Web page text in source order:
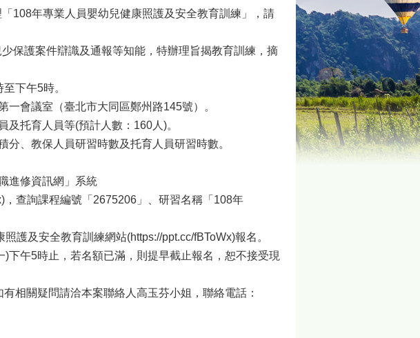
108年專業人員嬰幼兒健康照護及安全教育訓練」，請
保護案件辯識及通報等知能，特辦理旨揭教育訓練，摘
下午5時。
會議室（臺北市大同區鄭州路145號）。
及托育人員等(預計人數：160人)。
、教保人員研習時數及托育人員研習時數。
進修資訊網」系統
查詢課程編號「2675206」、研習名稱「108年
護及安全教育訓練網站(https://ppt.cc/fBToWx)報名。
下午5時止，若名額已滿，則提早截止報名，恕不接受現
相關疑問請洽本案聯絡人高玉芬小姐，聯絡電話：